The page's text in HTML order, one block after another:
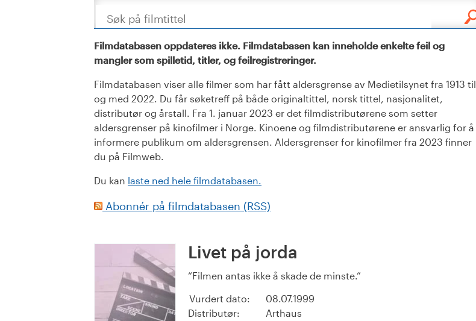
Søk
Filmdatabasen oppdateres ikke. Filmdatabasen kan inneholde enkelte feil og
mangler som spilletid, titler, og feilregistreringer.
Filmdatabasen viser alle filmer som har fått aldersgrense av Medietilsynet fra 1913 til
og med 2022. Du får søketreff på både originaltittel, norsk tittel, nasjonalitet,
distributør og årstall. Fra 1. januar 2023 er det filmdistributørene som setter
aldersgrenser på kinofilmer i Norge. Kinoene og filmdistributørene er ansvarlig for å
informere publikum om aldersgrensen. Aldersgrenser for kinofilmer fra 2023 finner
du på Filmweb.
Du kan laste ned hele filmdatabasen.
Abonnér på filmdatabasen (RSS)
Livet på jorda
Filmen antas ikke å skade de minste.
Vurdert dato:
08.07.1999
Distributør:
Arthaus